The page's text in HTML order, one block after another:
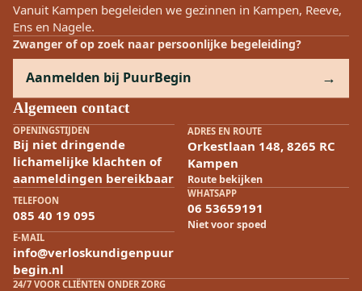
Vanuit Kampen begeleiden we gezinnen in Kampen, Reeve,
Ens en Nagele.
Zwanger of op zoek naar persoonlijke begeleiding?
Aanmelden bij PuurBegin
Algemeen contact
OPENINGSTIJDEN
Bij niet dringende
lichamelijke klachten of
aanmeldingen bereikbaar
ADRES EN ROUTE
Orkestlaan 148, 8265 RC
Kampen
Route bekijken
TELEFOON
085 40 19 095
WHATSAPP
06 53659191
Niet voor spoed
E-MAIL
info@verloskundigenpuur
begin.nl
24/7 VOOR CLIËNTEN ONDER ZORG